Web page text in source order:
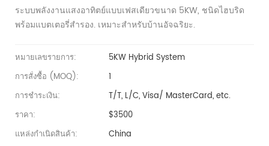
ระบบพลังงานแสงอาทิตย์แบบเฟสเดียวขนาด 5KW, ชนิดไฮบริด
พร้อมแบตเตอรี่สำรอง. เหมาะสำหรับบ้านอัจฉริยะ.
หมายเลขรายการ:
5KW Hybrid System
การสั่งซื้อ (MOQ):
1
การชำระเงิน:
T/T, L/C, Visa/ MasterCard, etc.
ราคา:
$3500
แหล่งกำเนิดสินค้า:
China